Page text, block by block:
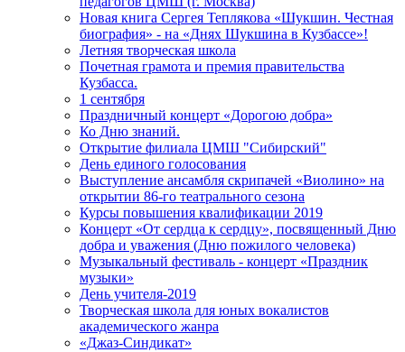
Новая книга Сергея Теплякова «Шукшин. Честная
биография» - на «Днях Шукшина в Кузбассе»!
Летняя творческая школа
Почетная грамота и премия правительства
Кузбасса.
1 сентября
Праздничный концерт «Дорогою добра»
Ко Дню знаний.
Открытие филиала ЦМШ "Сибирский"
День единого голосования
Выступление ансамбля скрипачей «Виолино» на
открытии 86-го театрального сезона
Курсы повышения квалификации 2019
Концерт «От сердца к сердцу», посвященный Дню
добра и уважения (Дню пожилого человека)
Музыкальный фестиваль - концерт «Праздник
музыки»
День учителя-2019
Творческая школа для юных вокалистов
академического жанра
«Джаз-Синдикат»